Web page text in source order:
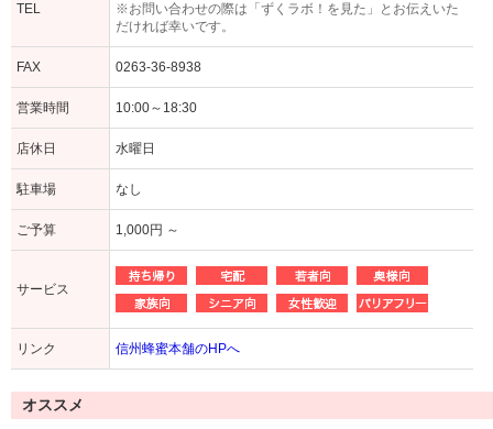
TEL
※お問い合わせの際は「ずくラボ！を見た」とお伝えいた
だければ幸いです。
FAX 0263-36-8938
営業時間 10:00～18:30
店休日 水曜日
駐車場 なし
ご予算 1,000円 ～
サービス
リンク 信州蜂蜜本舗のHPへ
オススメ